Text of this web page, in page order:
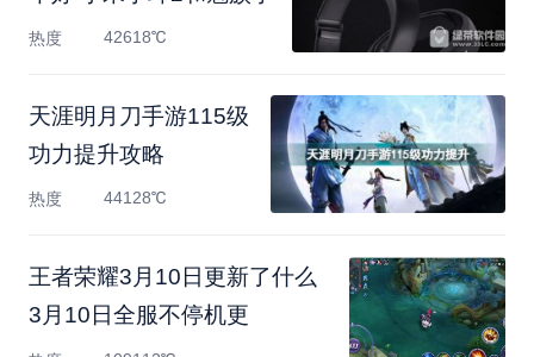
热度 42618℃
天涯明月刀手游115级
功力提升攻略
热度 44128℃
王者荣耀3月10日更新了什么
3月10日全服不停机更